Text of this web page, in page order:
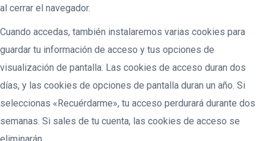
al cerrar el navegador.
Cuando accedas, también instalaremos varias cookies para
guardar tu información de acceso y tus opciones de
visualización de pantalla. Las cookies de acceso duran dos
días, y las cookies de opciones de pantalla duran un año. Si
seleccionas «Recuérdarme», tu acceso perdurará durante dos
semanas. Si sales de tu cuenta, las cookies de acceso se